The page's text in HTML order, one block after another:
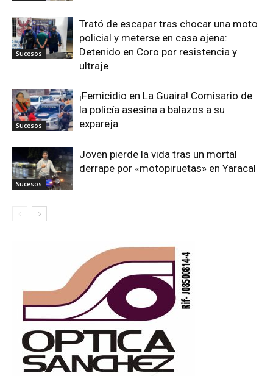
Sucesos
Trató de escapar tras chocar una moto
policial y meterse en casa ajena:
Detenido en Coro por resistencia y
ultraje
Sucesos
¡Femicidio en La Guaira! Comisario de
la policía asesina a balazos a su
expareja
Sucesos
Joven pierde la vida tras un mortal
derrape por «motopiruetas» en Yaracal